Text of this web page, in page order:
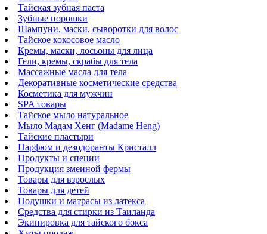
Тайская зубная паста
Зубные порошки
Шампуни, маски, сыворотки для волос
Тайское кокосовое масло
Кремы, маски, лосьоны для лица
Гели, кремы, скрабы для тела
Массажные масла для тела
Декоративные косметические средства
Косметика для мужчин
SPA товары
Тайское мыло натуральное
Мыло Мадам Хенг (Madame Heng)
Тайские пластыри
Парфюм и дезодоранты Кристалл
Продукты и специи
Продукция змеиной фермы
Товары для взрослых
Товары для детей
Подушки и матрасы из латекса
Средства для стирки из Таиланда
Экипировка для тайского бокса